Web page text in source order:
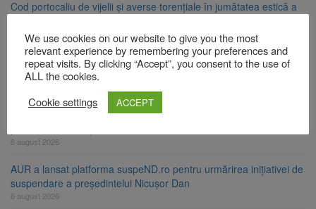
Cod portocaliu de vijelii și averse torențiale în jumătatea estică a
6 august 2026
Bărbat din Victoria, reținut după ce și-ar fi agresat soția de două
ori în câteva zile
Urmele atelajului i-au condus pe polițiști la cioate. Bărbat prins în
6 august 2026
AUR a lansat platforma suspeND.ro pentru urmărirea inițiativei de
suspendare a președintelui Nicușor Dan
6 august 2026
We use cookies on our website to give you the most
relevant experience by remembering your preferences and
repeat visits. By clicking “Accept”, you consent to the use of
ALL the cookies.
Cookie settings
ACCEPT